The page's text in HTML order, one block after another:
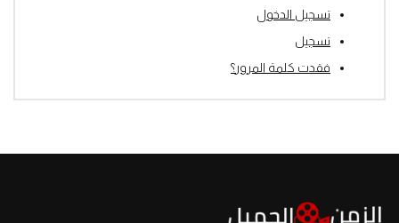
تسجيل الدخول
تسجيل
فقدت كلمة المرور؟